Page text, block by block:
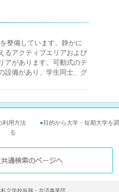
整備しています。静かに
るアクティブエリアおよび
アがあります。可動式のテ
設備があり、学生同士、グ
利用方法 ●目的から大学・短期大学を
る
立学校振興・共済事業団